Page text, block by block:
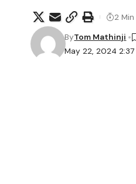
May 22, 2024 2:37
ByTom Mathinji
2